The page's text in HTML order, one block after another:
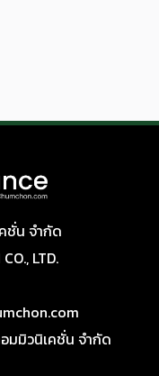
ชั่น จำกัด
LTD.
มมิวนิเคชั่น จำกัด